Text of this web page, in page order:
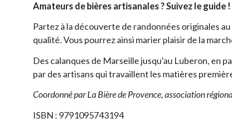
Amateurs de bières artisanales ? Suivez le guide !
Partez à la découverte de randonnées originales
qualité. Vous pourrez ainsi marier plaisir de la
Des calanques de Marseille jusqu'au Luberon, en
par des artisans qui travaillent les matières
Coordonné par La Bière de Provence, association
ISBN : 9791095743194